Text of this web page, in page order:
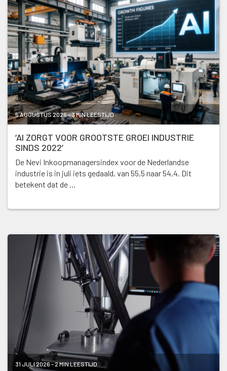
5 AUGUSTUS 2026 - 3 MIN LEESTIJD
‘AI ZORGT VOOR GROOTSTE GROEI INDUSTRIE
SINDS 2022’
De Nevi Inkoopmanagersindex voor de Nederlandse
industrie is in juli iets gedaald, van 55,5 naar 54,4. Dit
betekent dat de …
31 JULI 2026 - 2 MIN LEESTIJD